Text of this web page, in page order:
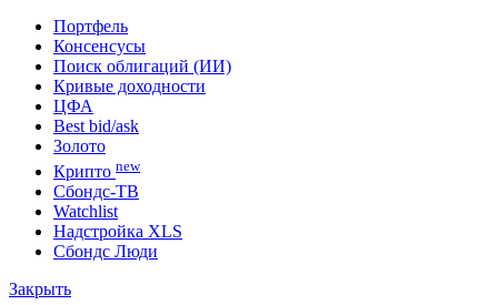
Портфель
Консенсусы
Поиск облигаций (ИИ)
Кривые доходности
ЦФА
Best bid/ask
Золото
Крипто new
Сбондс-ТВ
Watchlist
Надстройка XLS
Сбондс Люди
Закрыть